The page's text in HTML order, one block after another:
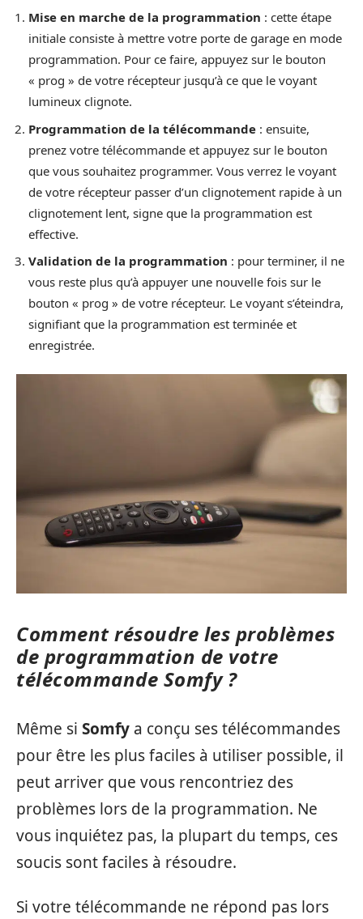
Mise en marche de la programmation : cette étape
initiale consiste à mettre votre porte de garage en mode
programmation. Pour ce faire, appuyez sur le bouton
« prog » de votre récepteur jusqu’à ce que le voyant
lumineux clignote.
Programmation de la télécommande : ensuite,
prenez votre télécommande et appuyez sur le bouton
que vous souhaitez programmer. Vous verrez le voyant
de votre récepteur passer d’un clignotement rapide à un
clignotement lent, signe que la programmation est
effective.
Validation de la programmation : pour terminer, il ne
vous reste plus qu’à appuyer une nouvelle fois sur le
bouton « prog » de votre récepteur. Le voyant s’éteindra,
signifiant que la programmation est terminée et
enregistrée.
Comment résoudre les problèmes
de programmation de votre
télécommande Somfy ?
Même si Somfy a conçu ses télécommandes
pour être les plus faciles à utiliser possible, il
peut arriver que vous rencontriez des
problèmes lors de la programmation. Ne
vous inquiétez pas, la plupart du temps, ces
soucis sont faciles à résoudre.
Si votre télécommande ne répond pas lors